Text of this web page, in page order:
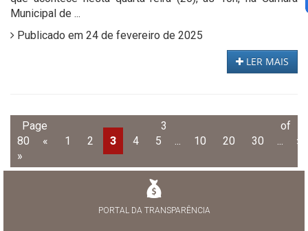
Municipal de ...
Publicado em 24 de fevereiro de 2025
LER MAIS
Page 3 of
80
« 1 2 3 4 5 ... 10 20 30 ...
»
»
PORTAL DA TRANSPARÊNCIA